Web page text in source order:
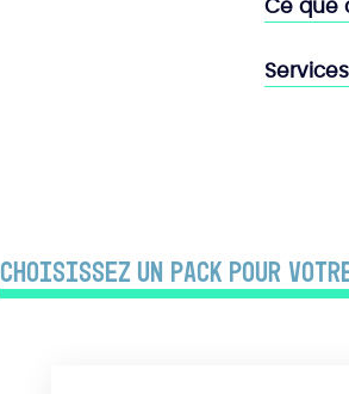
Ce que
Choisissez un PACK pour